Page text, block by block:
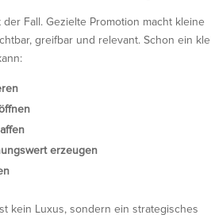
Fall. Gezielte Promotion macht kleine
greifbar und relevant. Schon ein
erzeugen
kein Luxus, sondern ein strategisches